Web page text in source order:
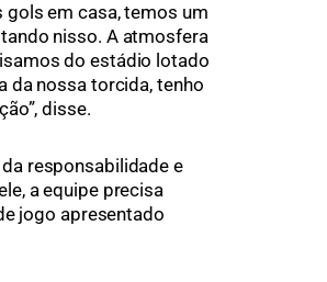
em casa, temos um
nisso. A atmosfera
do estádio lotado
da nossa torcida, tenho
disse.
responsabilidade e
a equipe precisa
jogo apresentado